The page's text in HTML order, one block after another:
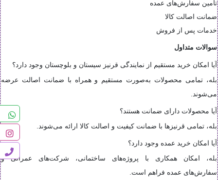
تأمین سفارش‌های عمده
ضمانت اصالت کالا
خدمات پس از فروش
سوالات متداول
آیا امکان خرید مستقیم از نمایندگی قرنیز سیستان و بلوچستان وجود دارد؟
بله، تمامی محصولات به‌صورت مستقیم و همراه با ضمانت اصالت عرضه
می‌شوند.
آیا محصولات دارای ضمانت هستند؟
بله، تمامی قرنیزها با ضمانت کیفیت و اصالت کالا ارائه می‌شوند.
آیا امکان خرید عمده وجود دارد؟
بله، امکان همکاری با پروژه‌های ساختمانی، شرکت‌های عمرانی و
سفارش‌های عمده فراهم است.